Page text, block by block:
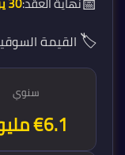
🏷️القيمة السوقية:
سنوي
€6.3 مليون